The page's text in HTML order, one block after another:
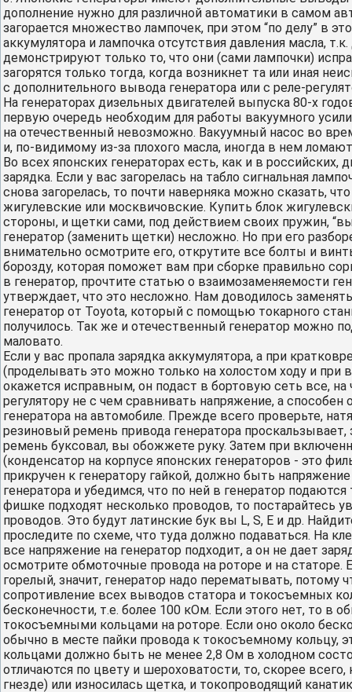
дополнение нужно для различной автоматики в самом
загорается множество лампочек, при этом “по делу” в
аккумулятора и лампочка отсутствия давления масла,
демонстрируют только то, что они (сами лампочки)
загорятся только тогда, когда возникнет та или иная
с дополнительного вывода генератора или с реле-
На генераторах дизельных двигателей выпуска 80-х
первую очередь необходим для работы вакуумного
на отечественный невозможно. Вакуумный насос во
и, по-видимому из-за плохого масла, иногда в нем
Во всех японских генераторах есть, как и в
зарядка. Если у вас загорелась на табло сигнальная
снова загорелась, то почти наверняка можно сказать,
жигулевские или москвичовские. Купить блок
стороны, и щетки сами, под действием своих пружин,
генератор (заменить щетки) несложно. Но при его
внимательно осмотрите его, открутите все болты и
борозду, которая поможет вам при сборке правильно
в генератор, прочтите статью о взаимозаменяемости
утверждает, что это несложно. Нам доводилось
генератор от Toyota, который с помощью токарного
получилось. Так же и отечественный генератор можно
маловато.
Если у вас пропала зарядка аккумулятора, а при
(проделывать это можно только на холостом ходу и при
окажется исправным, он подаст в бортовую сеть все,
регулятору не с чем сравнивать напряжение, а способен
генератора на автомобиле. Прежде всего проверьте,
резиновый ремень привода генератора проскальзывает,
ремень буксовал, вы обожжете руку. Затем при
(конденсатор на корпусе японских генераторов - это
прикручен к генератору гайкой, должно быть
генератора и убедимся, что по ней в генератор
фишке подходят несколько проводов, то постарайтесь
проводов. Это будут латинские бук вы L, S, E и др.
проследите по схеме, что туда должно подаваться. На
все напряжение на генератор подходит, а он не дает
осмотрите обмоточные провода на роторе и на
горелый, значит, генератор надо перематывать,
сопротивление всех выводов статора и токосъемных
бесконечности, т.е. более 100 кОм. Если этого нет, то
токосъемными кольцами на роторе. Если оно около
обычно в месте пайки провода к токосъемному кольцу,
кольцами должно быть не менее 2,8 Ом в холодном
отличаются по цвету и шероховатости, то, скорее
гнезде) или износилась щетка, и токопроводящий